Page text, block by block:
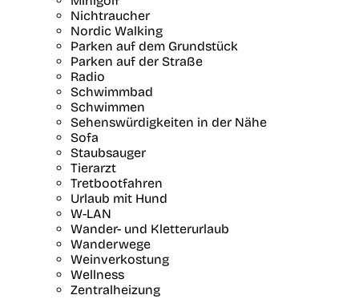
Nichtraucher
Nordic Walking
Parken auf dem Grundstück
Parken auf der Straße
Radio
Schwimmbad
Schwimmen
Sehenswürdigkeiten in der Nähe
Sofa
Staubsauger
Tierarzt
Tretbootfahren
Urlaub mit Hund
W-LAN
Wander- und Kletterurlaub
Wanderwege
Weinverkostung
Wellness
Zentralheizung